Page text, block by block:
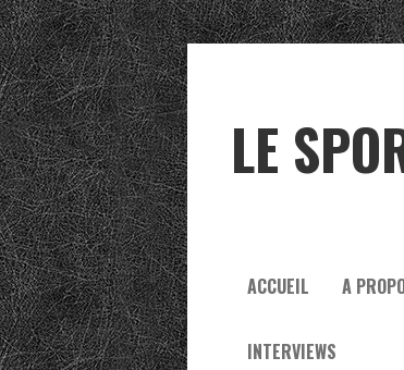
LE
ACCUEIL A
INTERVIEWS